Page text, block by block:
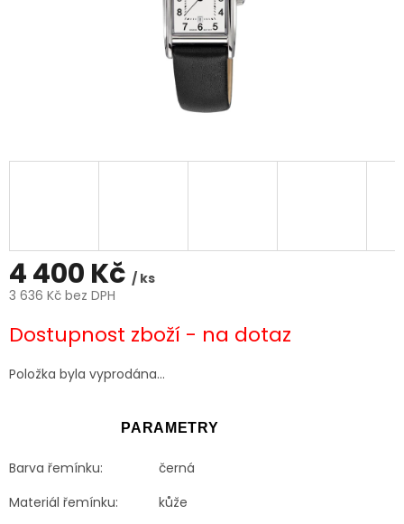
4 400 Kč / ks
3 636 Kč bez DPH
cena:
Dostupnost zboží - na dotaz
Položka byla vyprodána…
PARAMETRY
Barva řemínku:
černá
Materiál řemínku:
kůže